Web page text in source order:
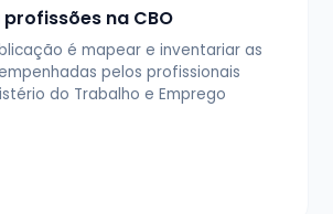
profissões na CBO
é mapear e inventariar as
pelos profissionais
do Trabalho e Emprego